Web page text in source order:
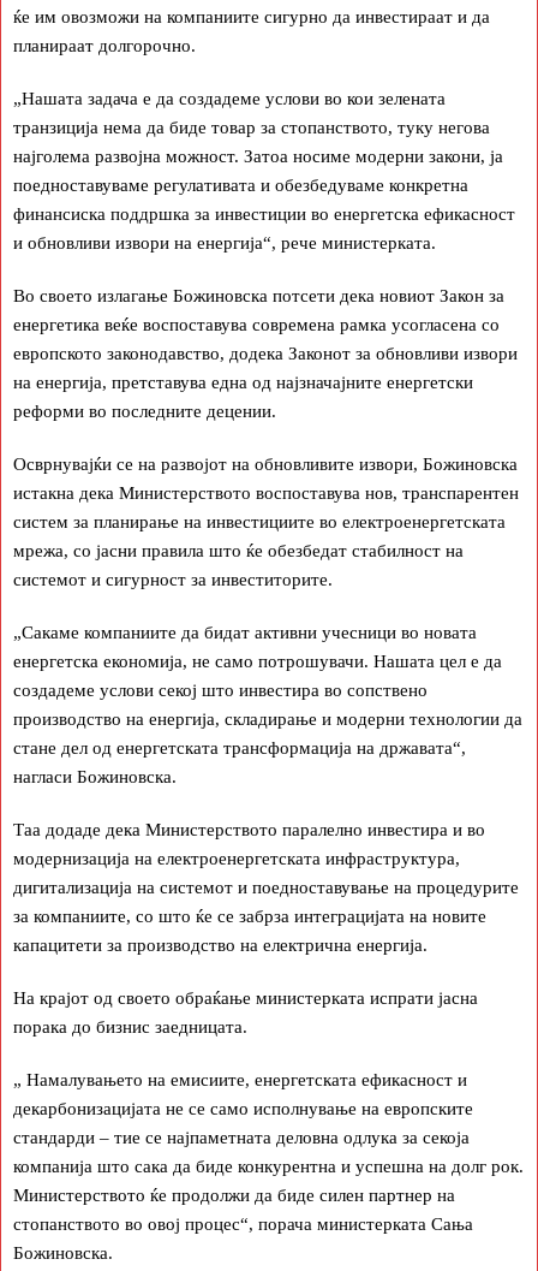
ќе им овозможи на компаниите сигурно да инвестираат и да
планираат долгорочно.
„Нашата задача е да создадеме услови во кои зелената
транзиција нема да биде товар за стопанството, туку негова
најголема развојна можност. Затоа носиме модерни закони, ја
поедноставуваме регулативата и обезбедуваме конкретна
финансиска поддршка за инвестиции во енергетска ефикасност
и обновливи извори на енергија“, рече министерката.
Во своето излагање Божиновска потсети дека новиот Закон за
енергетика веќе воспоставува современа рамка усогласена со
европското законодавство, додека Законот за обновливи извори
на енергија, претставува една од најзначајните енергетски
реформи во последните децении.
Осврнувајќи се на развојот на обновливите извори, Божиновска
истакна дека Министерството воспоставува нов, транспарентен
систем за планирање на инвестициите во електроенергетската
мрежа, со јасни правила што ќе обезбедат стабилност на
системот и сигурност за инвеститорите.
„Сакаме компаниите да бидат активни учесници во новата
енергетска економија, не само потрошувачи. Нашата цел е да
создадеме услови секој што инвестира во сопствено
производство на енергија, складирање и модерни технологии да
стане дел од енергетската трансформација на државата“,
нагласи Божиновска.
Таа додаде дека Министерството паралелно инвестира и во
модернизација на електроенергетската инфраструктура,
дигитализација на системот и поедноставување на процедурите
за компаниите, со што ќе се забрза интеграцијата на новите
капацитети за производство на електрична енергија.
На крајот од своето обраќање министерката испрати јасна
порака до бизнис заедницата.
„ Намалувањето на емисиите, енергетската ефикасност и
декарбонизацијата не се само исполнување на европските
стандарди – тие се најпаметната деловна одлука за секоја
компанија што сака да биде конкурентна и успешна на долг рок.
Министерството ќе продолжи да биде силен партнер на
стопанството во овој процес“, порача министерката Сања
Божиновска.